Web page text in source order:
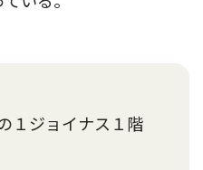
１ジョイナス１階